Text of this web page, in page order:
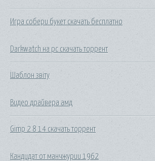
Игра собери букет скачать бесплатно
Darkwatch на pc скачать торрент
Шаблон звіту
Видео драйвера амд
Gimp 2 8 14 скачать торрент
Кандидат от манчжурии 1962